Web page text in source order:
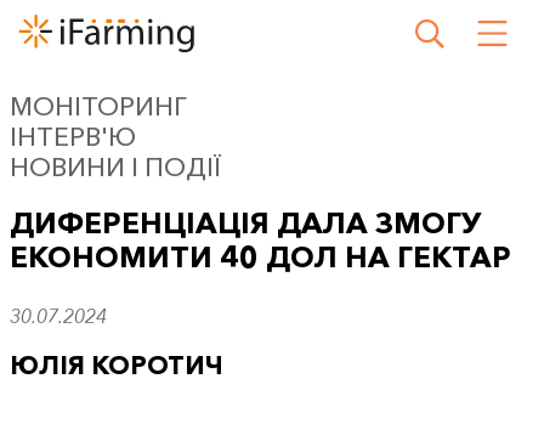
МОНІТОРИНГ
ІНТЕРВ'Ю
НОВИНИ І ПОДІЇ
ДИФЕРЕНЦІАЦІЯ ДАЛА ЗМОГУ
ЕКОНОМИТИ 40 ДОЛ НА ГЕКТАР
30.07.2024
ЮЛІЯ КОРОТИЧ